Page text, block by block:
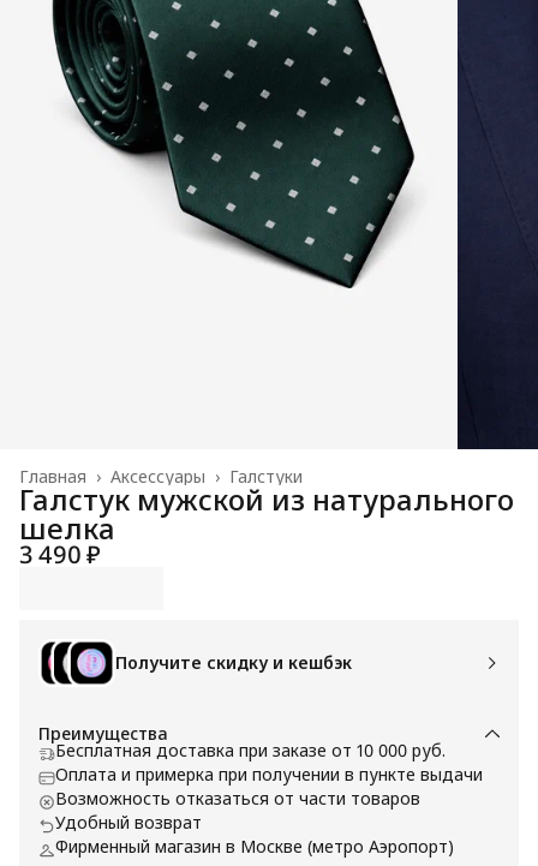
Галстуки
Аксессуары ›
Главная ›
Галстук мужской из натурального
шелка
3 490 ₽
Получите скидку и кешбэк
Преимущества
Бесплатная доставка при заказе от 10 000 руб.
Оплата и примерка при получении в пункте выдачи
Возможность отказаться от части товаров
Удобный возврат
Фирменный магазин в Москве (метро Аэропорт)